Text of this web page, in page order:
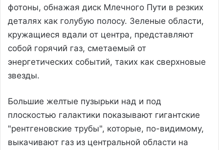
фотоны, обнажая диск Млечного Пути в резких
деталях как голубую полосу. Зеленые области,
кружащиеся вдали от центра, представляют
собой горячий газ, сметаемый от
энергетических событий, таких как сверхновые
звезды.
Большие желтые пузырьки над и под
плоскостью галактики показывают гигантские
"рентгеновские трубы", которые, по-видимому,
выкачивают газ из центральной области на